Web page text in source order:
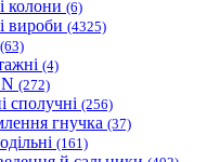
колони (6)
вироби (4325)
(63)
(4)
(272)
сполучні (256)
гнучка (37)
(161)